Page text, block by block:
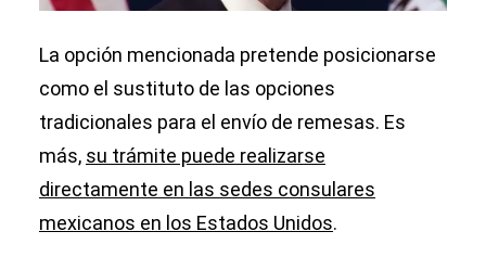
La opción mencionada pretende posicionarse
como el sustituto de las opciones
tradicionales para el envío de remesas. Es
más, su trámite puede realizarse
directamente en las sedes consulares
mexicanos en los Estados Unidos.